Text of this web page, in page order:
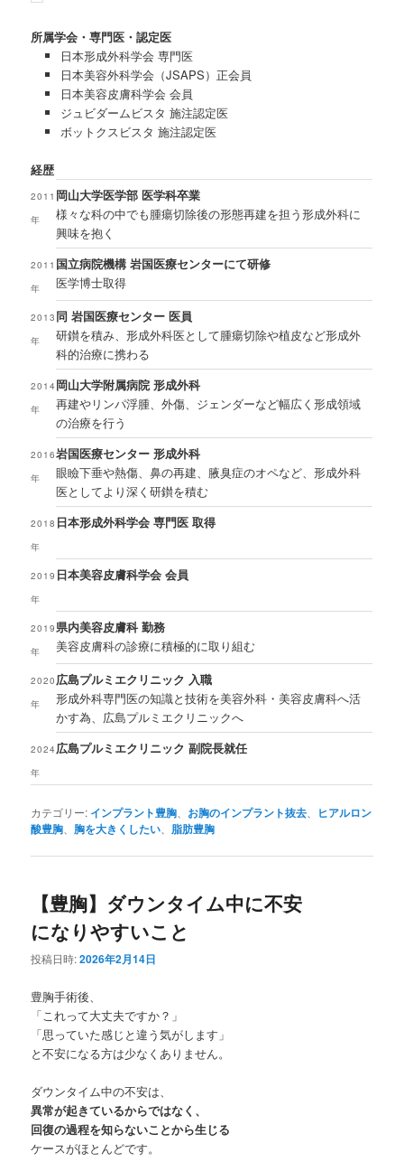
所属学会・専門医・認定医
日本形成外科学会 専門医
日本美容外科学会（JSAPS）正会員
日本美容皮膚科学会 会員
ジュビダームビスタ 施注認定医
ボットクスビスタ 施注認定医
経歴
2011
年
岡山大学医学部 医学科卒業
様々な科の中でも腫瘍切除後の形態再建を担う形成外科に
興味を抱く
2011
年
国立病院機構 岩国医療センターにて研修
医学博士取得
2013
年
同 岩国医療センター 医員
研鑚を積み、形成外科医として腫瘍切除や植皮など形成外
科的治療に携わる
2014
年
岡山大学附属病院 形成外科
再建やリンパ浮腫、外傷、ジェンダーなど幅広く形成領域
の治療を行う
2016
年
岩国医療センター 形成外科
眼瞼下垂や熱傷、鼻の再建、腋臭症のオペなど、形成外科
医としてより深く研鑚を積む
2018
年
日本形成外科学会 専門医 取得
2019
年
日本美容皮膚科学会 会員
2019
年
県内美容皮膚科 勤務
美容皮膚科の診療に積極的に取り組む
2020
年
広島プルミエクリニック 入職
形成外科専門医の知識と技術を美容外科・美容皮膚科へ活
かす為、広島プルミエクリニックへ
2024
年
広島プルミエクリニック 副院長就任
カテゴリー: インプラント豊胸 お胸のインプラント抜去
ヒアルロン
酸豊胸
胸を大きくしたい 脂肪豊胸
【豊胸】ダウンタイム中に不安
になりやすいこと
投稿日時:2026年2月14日
豊胸手術後、
「これって大丈夫ですか？」
「思っていた感じと違う気がします」
と不安になる方は少なくありません。
ダウンタイム中の不安は、
異常が起きているからではなく、
回復の過程を知らないことから生じる
ケースがほとんどです。